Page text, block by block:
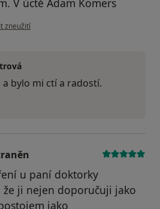
V úctě Adam Komers
uživatele Váš účet byl odstraněn
zneužití
bylo mi ctí a radostí.
u paní doktorky
že ji nejen doporučuji jako
jako